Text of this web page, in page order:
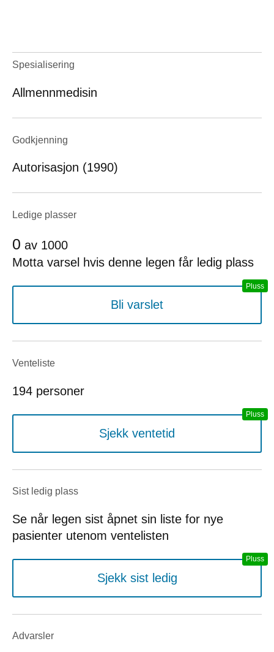
Spesialisering
Allmennmedisin
Godkjenning
Autorisasjon (1990)
Ledige plasser
0 av 1000
Motta varsel hvis denne legen får ledig plass
Bli varslet
Venteliste
194 personer
Sjekk ventetid
Sist ledig plass
Se når legen sist åpnet sin liste for nye
pasienter utenom ventelisten
Sjekk sist ledig
Advarsler